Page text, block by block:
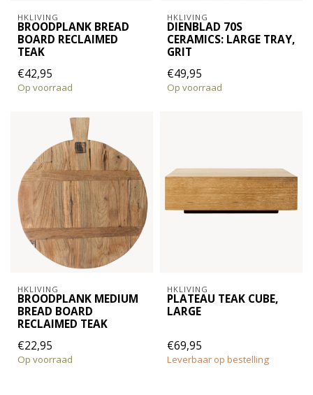
HKLIVING
BROODPLANK BREAD
BOARD RECLAIMED
TEAK
€42,95
Op voorraad
HKLIVING
DIENBLAD 70S
CERAMICS: LARGE TRAY,
GRIT
€49,95
Op voorraad
HKLIVING
BROODPLANK MEDIUM
BREAD BOARD
RECLAIMED TEAK
€22,95
Op voorraad
HKLIVING
PLATEAU TEAK CUBE,
LARGE
€69,95
Leverbaar op bestelling